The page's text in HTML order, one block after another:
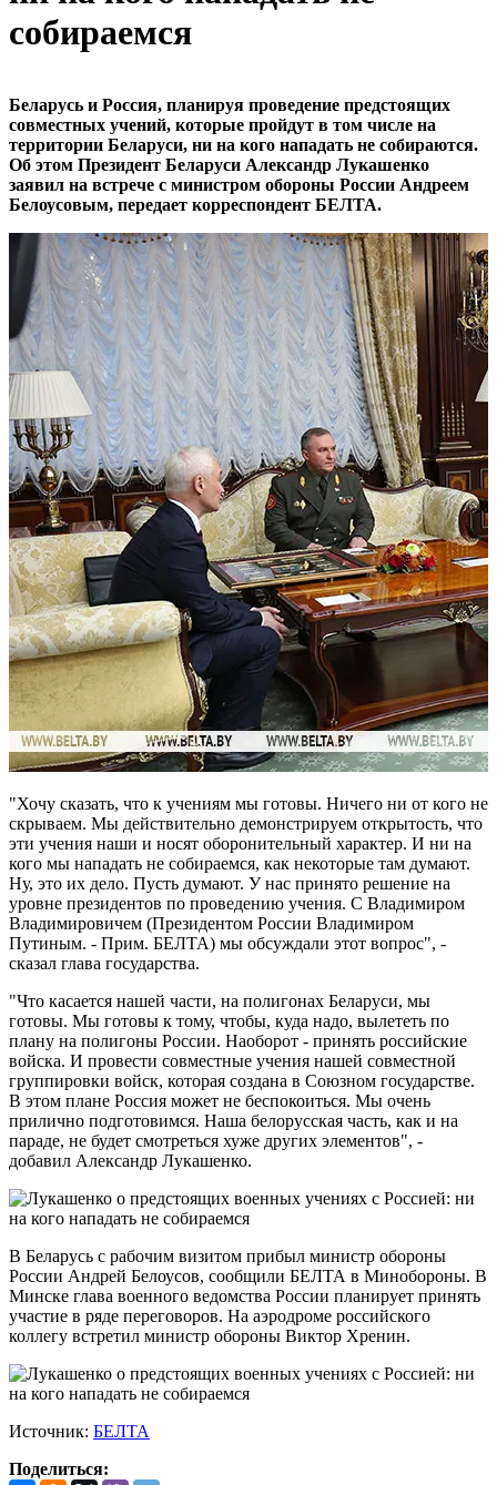
собираемся
Беларусь и Россия, планируя проведение предстоящих
совместных учений, которые пройдут в том числе на
территории Беларуси, ни на кого нападать не собираются.
Об этом Президент Беларуси Александр Лукашенко
заявил на встрече с министром обороны России Андреем
Белоусовым, передает корреспондент БЕЛТА.
"Хочу сказать, что к учениям мы готовы. Ничего ни от кого не
скрываем. Мы действительно демонстрируем открытость, что
эти учения наши и носят оборонительный характер. И ни на
кого мы нападать не собираемся, как некоторые там думают.
Ну, это их дело. Пусть думают. У нас принято решение на
уровне президентов по проведению учения. С Владимиром
Владимировичем (Президентом России Владимиром
Путиным. - Прим. БЕЛТА) мы обсуждали этот вопрос", -
сказал глава государства.
"Что касается нашей части, на полигонах Беларуси, мы
готовы. Мы готовы к тому, чтобы, куда надо, вылететь по
плану на полигоны России. Наоборот - принять российские
войска. И провести совместные учения нашей совместной
группировки войск, которая создана в Союзном государстве.
В этом плане Россия может не беспокоиться. Мы очень
прилично подготовимся. Наша белорусская часть, как и на
параде, не будет смотреться хуже других элементов", -
добавил Александр Лукашенко.
В Беларусь с рабочим визитом прибыл министр обороны
России Андрей Белоусов, сообщили БЕЛТА в Минобороны. В
Минске глава военного ведомства России планирует принять
участие в ряде переговоров. На аэродроме российского
коллегу встретил министр обороны Виктор Хренин.
Источник: БЕЛТА
Поделиться: